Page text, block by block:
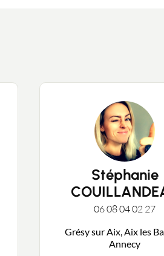
Recrutement
Actualités
Stéphanie
06 08 04 02 27
Grésy sur Aix, Aix les
Annecy